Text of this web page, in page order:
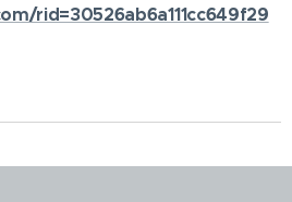
rid=30526ab6a111cc649f29